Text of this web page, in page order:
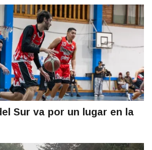
Sur va por un lugar en la